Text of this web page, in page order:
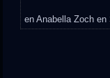
enAnabella Zoch